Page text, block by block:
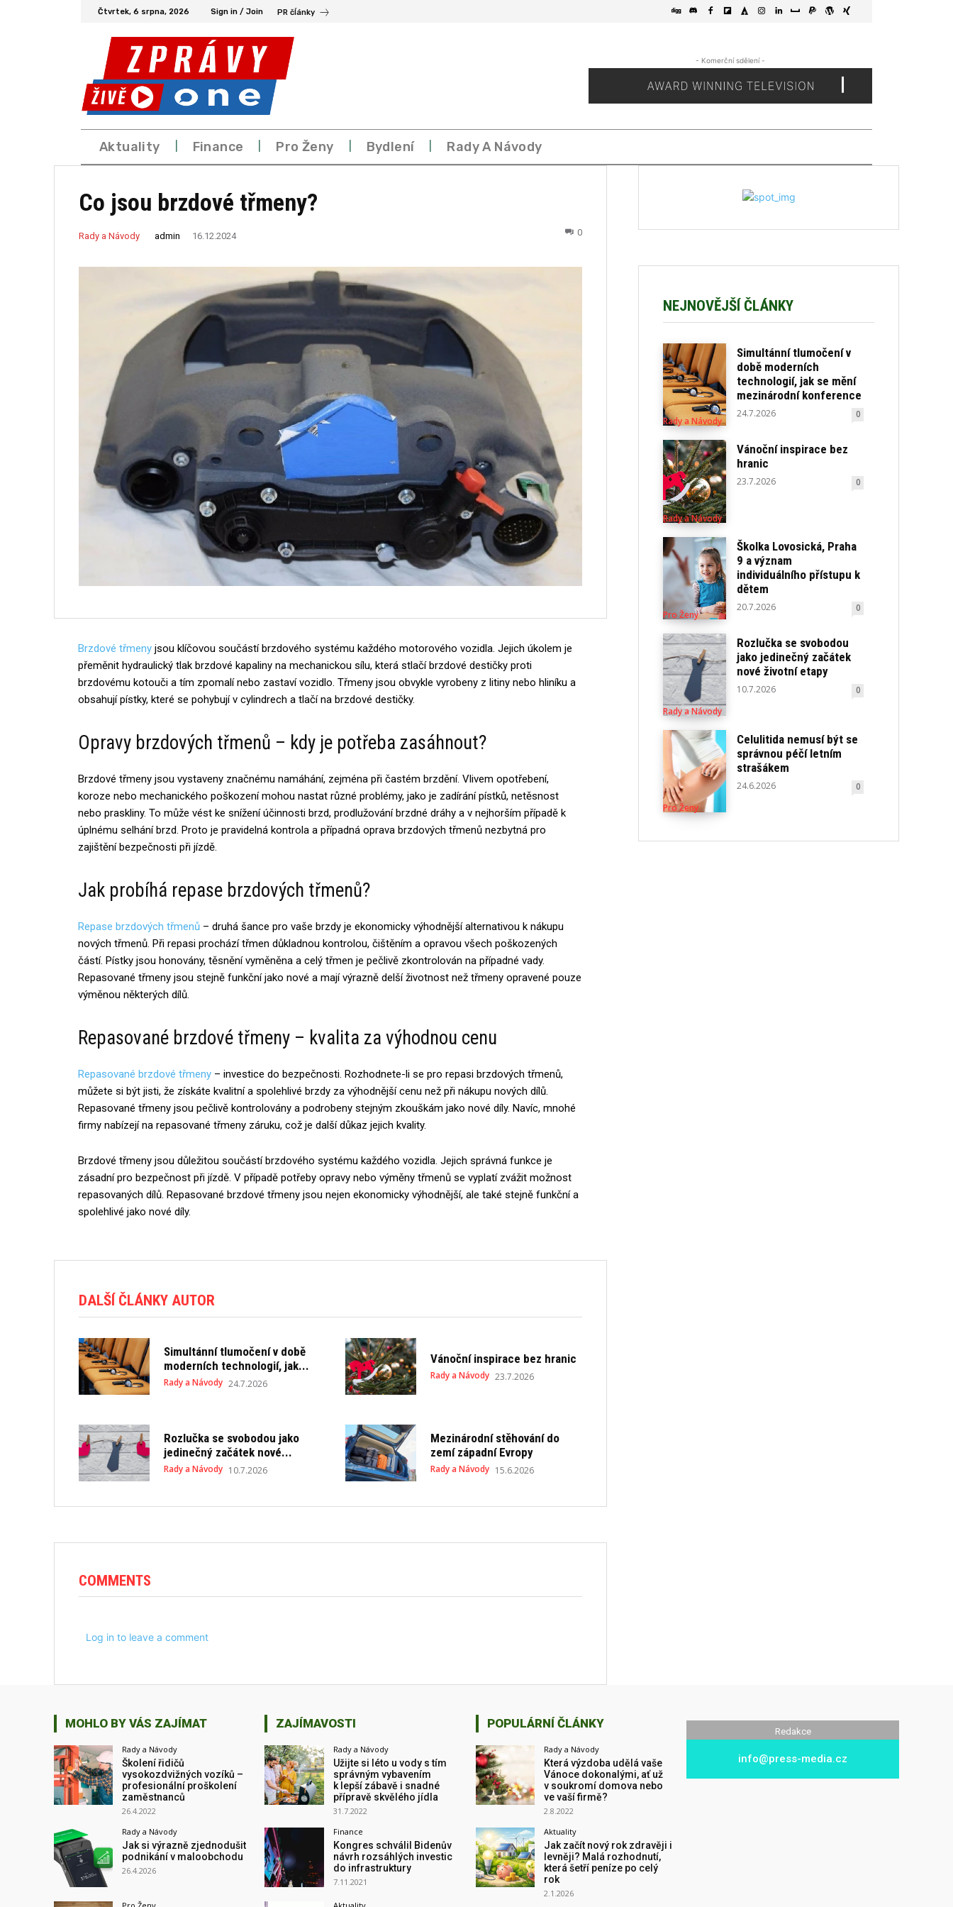
Čtvrtek, 6 srpna, 2026 Sign in / Join PR čĺánky
- Komerční sdělení -
Aktuality Finance Pro Ženy Bydlení Rady A Návody
Co jsou brzdové třmeny?
Rady a Návody admin 16.12.2024 0
Brzdové třmeny jsou klíčovou součástí brzdového systému každého motorového vozidla. Jejich úkolem je
přeměnit hydraulický tlak brzdové kapaliny na mechanickou sílu, která stlačí brzdové destičky proti
brzdovému kotouči a tím zpomalí nebo zastaví vozidlo. Třmeny jsou obvykle vyrobeny z litiny nebo hliníku a
obsahují pístky, které se pohybují v cylindrech a tlačí na brzdové destičky.
Opravy brzdových třmenů – kdy je potřeba zasáhnout?
Brzdové třmeny jsou vystaveny značnému namáhání, zejména při častém brzdění. Vlivem opotřebení,
koroze nebo mechanického poškození mohou nastat různé problémy, jako je zadírání pístků, netěsnost
nebo praskliny. To může vést ke snížení účinnosti brzd, prodlužování brzdné dráhy a v nejhorším případě k
úplnému selhání brzd. Proto je pravidelná kontrola a případná oprava brzdových třmenů nezbytná pro
zajištění bezpečnosti při jízdě.
Jak probíhá repase brzdových třmenů?
Repase brzdových třmenů – druhá šance pro vaše brzdy je ekonomicky výhodnější alternativou k nákupu
nových třmenů. Při repasi prochází třmen důkladnou kontrolou, čištěním a opravou všech poškozených
částí. Pístky jsou honovány, těsnění vyměněna a celý třmen je pečlivě zkontrolován na případné vady.
Repasované třmeny jsou stejně funkční jako nové a mají výrazně delší životnost než třmeny opravené pouze
výměnou některých dílů.
Repasované brzdové třmeny – kvalita za výhodnou cenu
Repasované brzdové třmeny – investice do bezpečnosti. Rozhodnete-li se pro repasi brzdových třmenů,
můžete si být jisti, že získáte kvalitní a spolehlivé brzdy za výhodnější cenu než při nákupu nových dílů.
Repasované třmeny jsou pečlivě kontrolovány a podrobeny stejným zkouškám jako nové díly. Navíc, mnohé
firmy nabízejí na repasované třmeny záruku, což je další důkaz jejich kvality.
Brzdové třmeny jsou důležitou součástí brzdového systému každého vozidla. Jejich správná funkce je
zásadní pro bezpečnost při jízdě. V případě potřeby opravy nebo výměny třmenů se vyplatí zvážit možnost
repasovaných dílů. Repasované brzdové třmeny jsou nejen ekonomicky výhodnější, ale také stejně funkční a
spolehlivé jako nové díly.
DALŠÍ ČLÁNKY AUTOR
Simultánní tlumočení v době
moderních technologií, jak...
Rady a Návody 24.7.2026
Vánoční inspirace bez hranic
Rady a Návody 23.7.2026
Rozlučka se svobodou jako
jedinečný začátek nové...
Rady a Návody 10.7.2026
Mezinárodní stěhování do
zemí západní Evropy
Rady a Návody 15.6.2026
COMMENTS
Log in to leave a comment
NEJNOVĚJŠÍ ČLÁNKY
Rady a Návody
Simultánní tlumočení v
době moderních
technologií, jak se mění
mezinárodní konference
24.7.2026 0
Rady a Návody
Vánoční inspirace bez
hranic
23.7.2026 0
Pro Ženy
Školka Lovosická, Praha
9 a význam
individuálního přístupu k
dětem
20.7.2026 0
Rady a Návody
Rozlučka se svobodou
jako jedinečný začátek
nové životní etapy
10.7.2026 0
Pro Ženy
Celulitida nemusí být se
správnou péčí letním
strašákem
24.6.2026 0
MOHLO BY VÁS ZAJÍMAT
Rady a Návody
Školení řidičů
vysokozdvižných vozíků –
profesionální proškolení
zaměstnanců
26.4.2022
Rady a Návody
Jak si výrazně zjednodušit
podnikání v maloobchodu
26.4.2026
ZAJÍMAVOSTI
Rady a Návody
Užijte si léto u vody s tím
správným vybavením
k lepší zábavě i snadné
přípravě skvělého jídla
31.7.2022
Finance
Kongres schválil Bidenův
návrh rozsáhlých investic
do infrastruktury
7.11.2021
POPULÁRNÍ ČLÁNKY
Rady a Návody
Která výzdoba udělá vaše
Vánoce dokonalými, ať už
v soukromí domova nebo
ve vaší firmě?
2.8.2022
Aktuality
Jak začít nový rok zdravěji i
levněji? Malá rozhodnutí,
která šetří peníze po celý
rok
2.1.2026
Redakce
info@press-media.cz